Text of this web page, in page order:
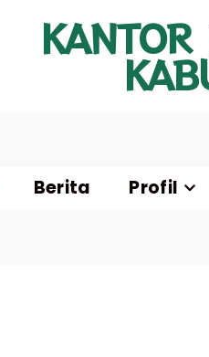
Berita Profil